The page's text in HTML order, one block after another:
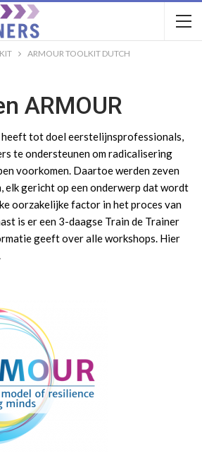
ARMOUR TOOLKIT DUTCH
ARMOUR
tot doel eerstelijnsprofessionals,
te ondersteunen om radicalisering
voorkomen. Daartoe werden zeven
elk gericht op een onderwerp dat wordt
oorzakelijke factor in het proces van
is er een 3-daagse Train de Trainer
geeft over alle workshops. Hier